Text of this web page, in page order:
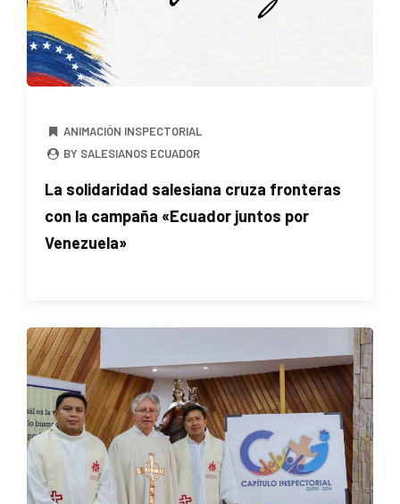
ANIMACIÓN INSPECTORIAL
BY SALESIANOS ECUADOR
La solidaridad salesiana cruza fronteras
con la campaña «Ecuador juntos por
Venezuela»